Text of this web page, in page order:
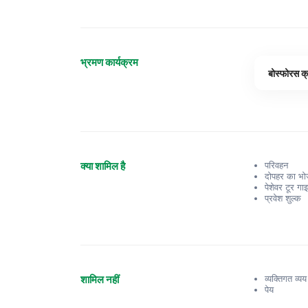
भ्रमण कार्यक्रम
बोस्फोरस
क्या शामिल है
परिवहन
दोपहर का
पेशेवर टूर
प्रवेश शुल्क
शामिल नहीं
व्यक्तिगत व्यय
पेय